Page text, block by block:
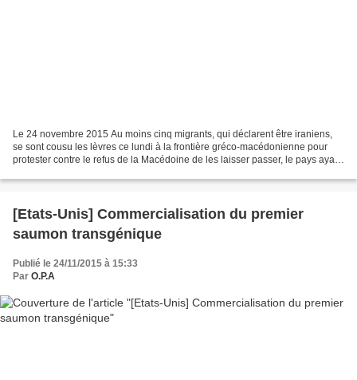
Le 24 novembre 2015 Au moins cinq migrants, qui déclarent être iraniens,
se sont cousu les lèvres ce lundi à la frontière gréco-macédonienne pour
protester contre le refus de la Macédoine de les laisser passer, le pays ayant
[Etats-Unis] Commercialisation du premier
saumon transgénique
Publié le 24/11/2015 à 15:33
Par O.P.A